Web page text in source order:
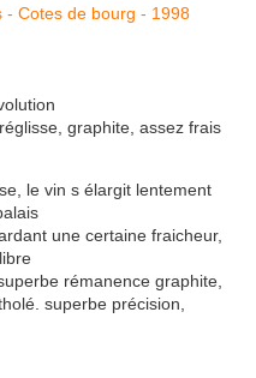
graphite, assez frais
le vin s élargit lentement
une certaine fraicheur,
rémanence graphite,
superbe précision,